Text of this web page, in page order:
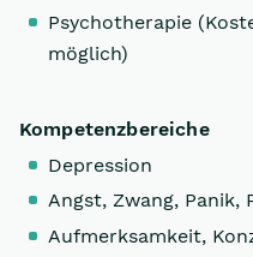
Psychotherapie
möglich)
Kompetenzbereiche
Depression
Angst, Zwang, Panik,
Aufmerksamkeit,